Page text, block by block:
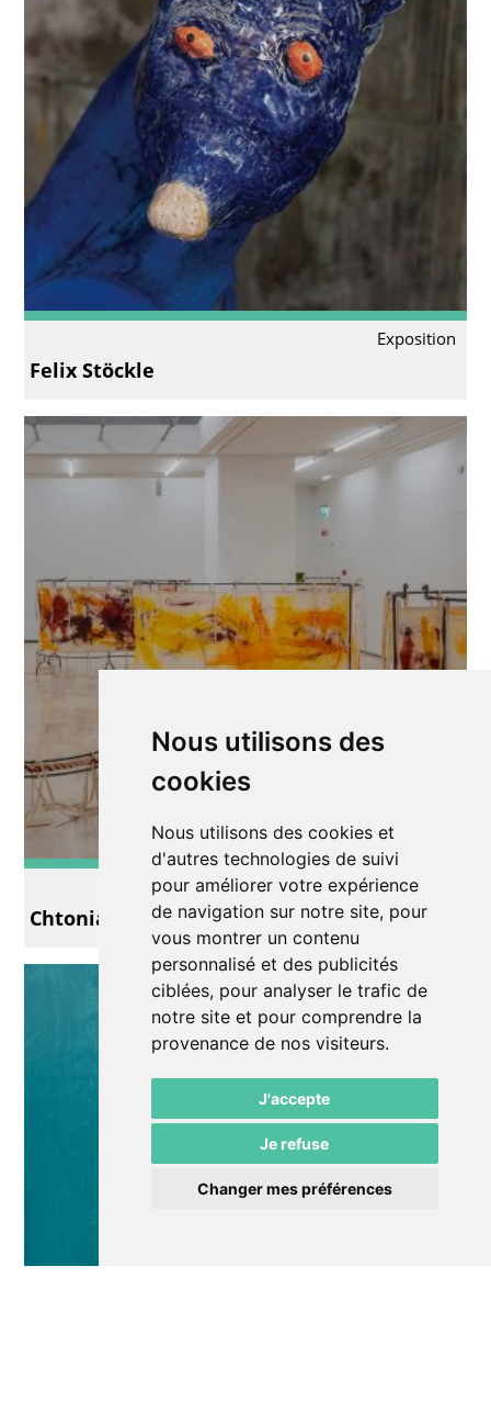
Nous utilisons des
cookies
Nous utilisons des cookies et
d'autres technologies de suivi
pour améliorer votre expérience
de navigation sur notre site, pour
vous montrer un contenu
personnalisé et des publicités
ciblées, pour analyser le trafic de
notre site et pour comprendre la
provenance de nos visiteurs.
J'accepte
Je refuse
Changer mes préférences
Exposition
Felix Stöckle
Exposition
Chtonians